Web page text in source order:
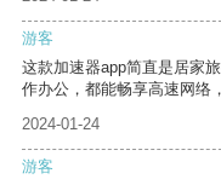
游客
这款加速器app简直是居家
作办公，都能畅享高速网络
2024-01-24
游客